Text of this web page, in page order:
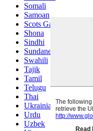
Somali
Samoan
Scots Gaelic
Shona
Sindhi
Sundanese
Swahili
Tajik
Tamil
Telugu
Thai
Ukrainian
Urdu
Uzbek